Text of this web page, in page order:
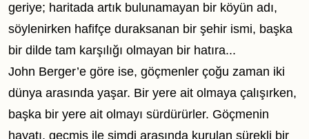
geriye; haritada artık bulunamayan bir köyün adı,
söylenirken hafifçe duraksanan bir şehir ismi, başka
bir dilde tam karşılığı olmayan bir hatıra...
John Berger’e göre ise, göçmenler çoğu zaman iki
dünya arasında yaşar. Bir yere ait olmaya çalışırken,
başka bir yere ait olmayı sürdürürler. Göçmenin
hayatı, geçmiş ile şimdi arasında kurulan sürekli bir